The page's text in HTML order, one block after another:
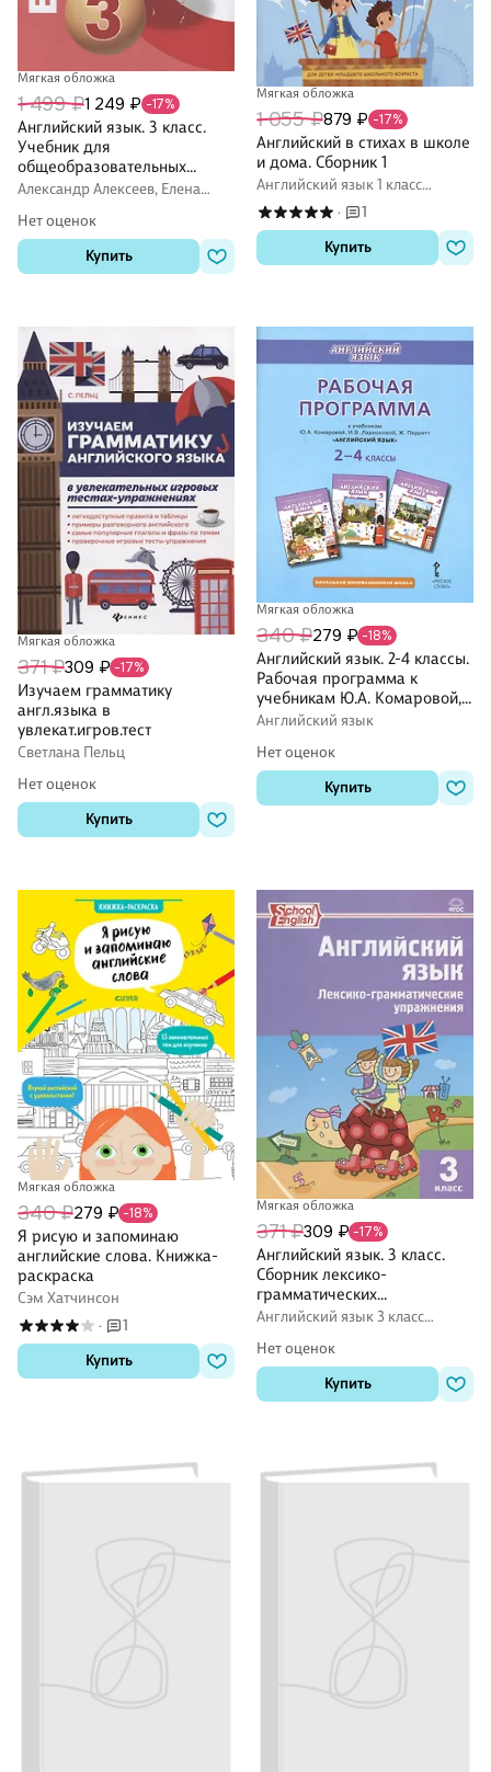
Мягкая обложка
1 499 ₽1 249 ₽ -17%
Английский язык. 3 класс.
Учебник для
общеобразовательных
организаций
Александр Алексеев, Елена
Нет оценок
Купить
Мягкая обложка
1 055 ₽879 ₽ -17%
Английский в стихах в школе
и дома. Сборник 1
Английский язык 1 класс
рабочие тетради (Workbook)
·
1
Купить
Мягкая обложка
371 ₽309 ₽ -17%
Изучаем грамматику
англ.языка в
увлекат.игров.тест
Светлана Пельц
Нет оценок
Купить
Мягкая обложка
340 ₽279 ₽ -18%
Английский язык. 2-4 классы.
Рабочая программа к
учебникам Ю.А. Комаровой,
И.В. Ларионовий, Ж. Перретт
Английский язык
Нет оценок
Купить
Мягкая обложка
340 ₽279 ₽ -18%
Я рисую и запоминаю
английские слова. Книжка-
раскраска
Сэм Хатчинсон
·
1
Купить
Мягкая обложка
371 ₽309 ₽ -17%
Английский язык. 3 класс.
Сборник лексико-
грамматических
упражнений. ФГОС. 3-е
Английский язык 3 класс
Нет оценок
Купить